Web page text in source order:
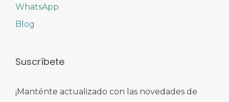
WhatsApp
Blog
Suscríbete
¡Manténte actualizado con las novedades de